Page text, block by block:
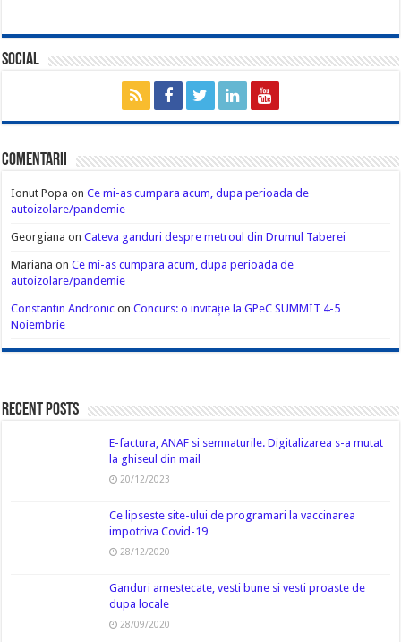
Social
Comentarii
Ionut Popa onCe mi-as cumpara acum, dupa perioada de
autoizolare/pandemie
Georgiana onCateva ganduri despre metroul din Drumul Taberei
Mariana onCe mi-as cumpara acum, dupa perioada de
autoizolare/pandemie
Constantin Andronic onConcurs: o invitație la GPeC SUMMIT 4-5
Noiembrie
Recent Posts
E-factura, ANAF si semnaturile. Digitalizarea s-a mutat
la ghiseul din mail
20/12/2023
Ce lipseste site-ului de programari la vaccinarea
impotriva Covid-19
28/12/2020
Ganduri amestecate, vesti bune si vesti proaste de
dupa locale
28/09/2020